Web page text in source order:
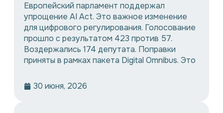
Европейский парламент поддержал
упрощение AI Act. Это важное изменение
для цифрового регулирования. Голосование
прошло с результатом 423 против 57.
Воздержались 174 депутата. Поправки
приняты в рамках пакета Digital Omnibus. Это
30 июня, 2026